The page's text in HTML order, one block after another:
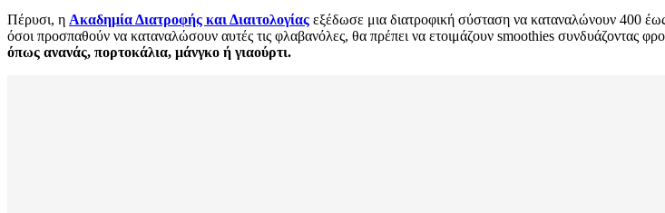
Πέρυσι, η Ακαδημία Διατροφής και Διαιτολογίας εξέδωσε μια διατροφική σύσταση να καταναλώνουν 400
όσοι προσπαθούν να καταναλώσουν αυτές τις φλαβανόλες, θα πρέπει να ετοιμάζουν smoothies συνδυάζοντας
όπως ανανάς, πορτοκάλια, μάνγκο ή γιαούρτι.